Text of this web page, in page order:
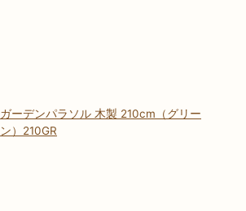
ガーデンパラソル 木製 210cm（グリー
ン）210GR